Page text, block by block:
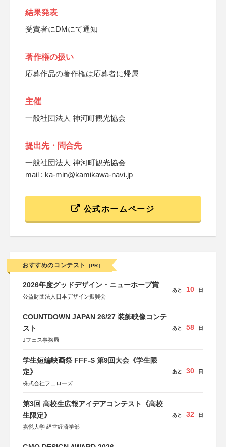
結果発表
受賞者にDMにて通知
著作権の扱い
応募作品の著作権は応募者に帰属
主催
一般社団法人 神河町観光協会
提出先・問合先
一般社団法人 神河町観光協会
mail : ka-min@kamikawa-navi.jp
公式ホームページ
おすすめのコンテスト [PR]
2026年度グッドデザイン・ニューホープ賞
公益財団法人日本デザイン振興会
あと 10 日
COUNTDOWN JAPAN 26/27 装飾映像コンテ
スト
Jフェス事務局
あと 58 日
学生短編映画祭 FFF-S 第9回大会《学生限
定》
株式会社フェローズ
あと 30 日
第3回 高校生広報アイデアコンテスト《高校
生限定》
嘉悦大学 経営経済学部
あと 32 日